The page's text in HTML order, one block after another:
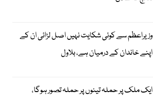
وزیراعظم سے کوئی شکایت نہیں اصل لڑائی ان کے
اپنے خاندان کے درمیان ہے، بلاول
ایک ملک پر حملہ تینوں پر حملہ تصور ہوگا،